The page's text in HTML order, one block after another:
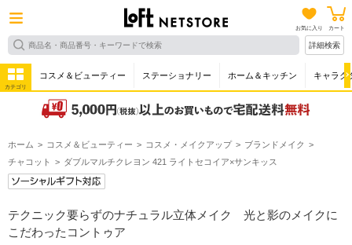
お気に入り カート
詳細検索
カテゴリ
コスメ＆ビューティー ステーショナリー ホーム＆キッチン キャラク
ホーム コスメ＆ビューティー コスメ・メイクアップ
ブランドメイク
チャコット
ダブルマルチクレヨン 421 ライトセコイア×サンキッス
テクニック要らずのナチュラル立体メイク 光と影のメイクに
こだわったコントゥア